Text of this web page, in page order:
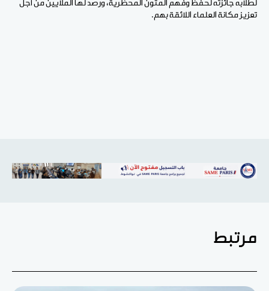
لطلابه جائزته لحفظ وفهم المتون المحظرية، ورصد لها الملايين من أجل
تعزيز مكانة العلماء اللائقة بهم.
مرتبط